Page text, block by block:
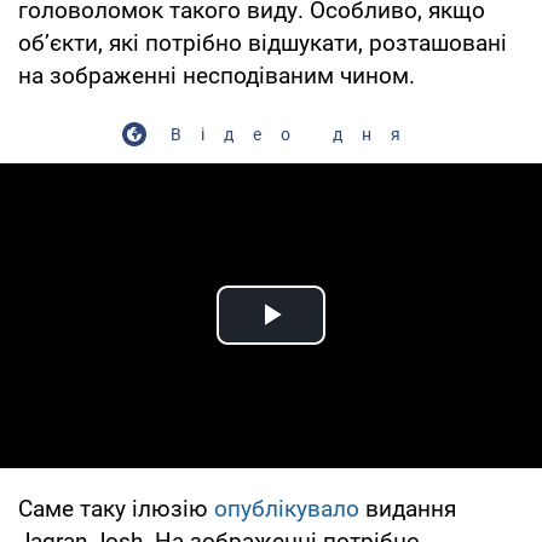
головоломок такого виду. Особливо, якщо
об’єкти, які потрібно відшукати, розташовані
на зображенні несподіваним чином.
Відео дня
Play Video
Саме таку ілюзію опублікувало видання